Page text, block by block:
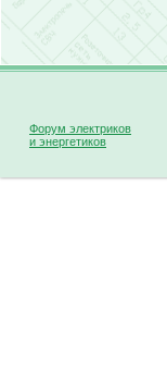
Форум электриков
и энергетиков